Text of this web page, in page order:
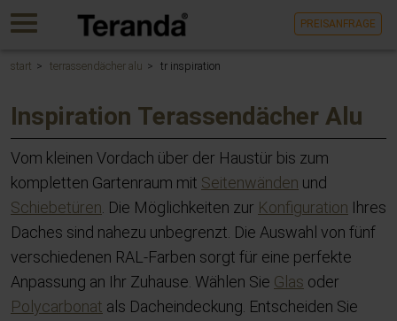
Sie
zum
Seite.
MENU PREISANFRAGE
start terrassendächer alu tr inspiration
Inspiration Terassendächer Alu
Vom kleinen Vordach über der Haustür bis zum
kompletten Gartenraum mit Seitenwänden und
Schiebetüren . Die Möglichkeiten zur Konfiguration Ihres
Daches sind nahezu unbegrenzt. Die Auswahl von fünf
verschiedenen RAL-Farben sorgt für eine perfekte
Anpassung an Ihr Zuhause. Wählen Sie Glas oder
Polycarbonat als Dacheindeckung. Entscheiden Sie